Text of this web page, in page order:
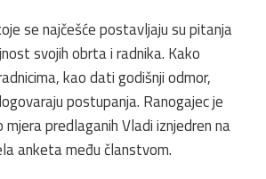
se najčešće postavljaju su pitanja
svojih obrta i radnika. Kako
kao dati godišnji odmor,
postupanja. Ranogajec je
predlaganih Vladi iznjedren na
anketa među članstvom.